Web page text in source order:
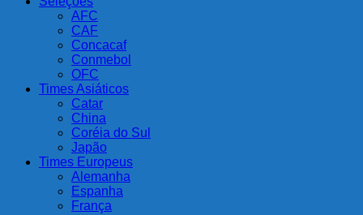
AFC
CAF
Concacaf
Conmebol
OFC
Times Asiáticos
Catar
China
Coréia do Sul
Japão
Times Europeus
Alemanha
Espanha
França